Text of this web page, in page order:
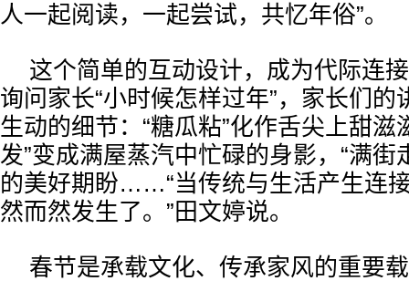
人一起阅读，一起尝试，共忆年俗”。
这个简单的互动设计，成为代际连
询问家长“小时候怎样过年”，家长们的
生动的细节：“糖瓜粘”化作舌尖上甜滋
发”变成满屋蒸汽中忙碌的身影，“满街
的美好期盼……“当传统与生活产生连
然而然发生了。”田文婷说。
春节是承载文化、传承家风的重要